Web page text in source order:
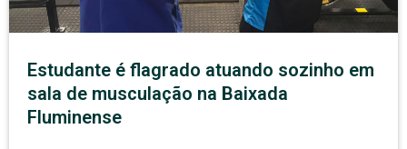
Estudante é flagrado atuando sozinho em
sala de musculação na Baixada
Fluminense